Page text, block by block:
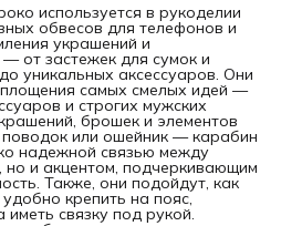
используется в рукоделии
обвесов для телефонов и
украшений и
от застежек для сумок и
уникальных аксессуаров. Они
самых смелых идей —
и строгих мужских
брошек и элементов
или ошейник — карабин
надежной связью между
и акцентом, подчеркивающим
Также, они подойдут, как
крепить на пояс,
связку под рукой.